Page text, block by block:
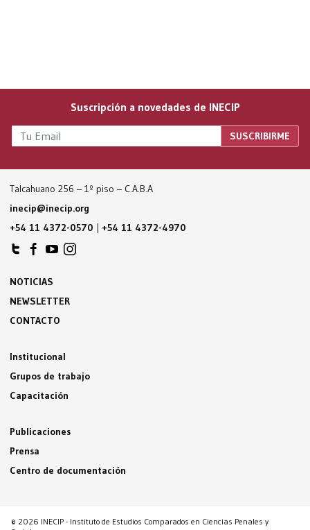
Suscripción a novedades de INECIP
Talcahuano 256 – 1º piso – C.A.B.A
inecip@inecip.org
+54 11 4372-0570 | +54 11 4372-4970
NOTICIAS
NEWSLETTER
CONTACTO
Institucional
Grupos de trabajo
Capacitación
Publicaciones
Prensa
Centro de documentación
© 2026 INECIP - Instituto de Estudios Comparados en Ciencias Penales y